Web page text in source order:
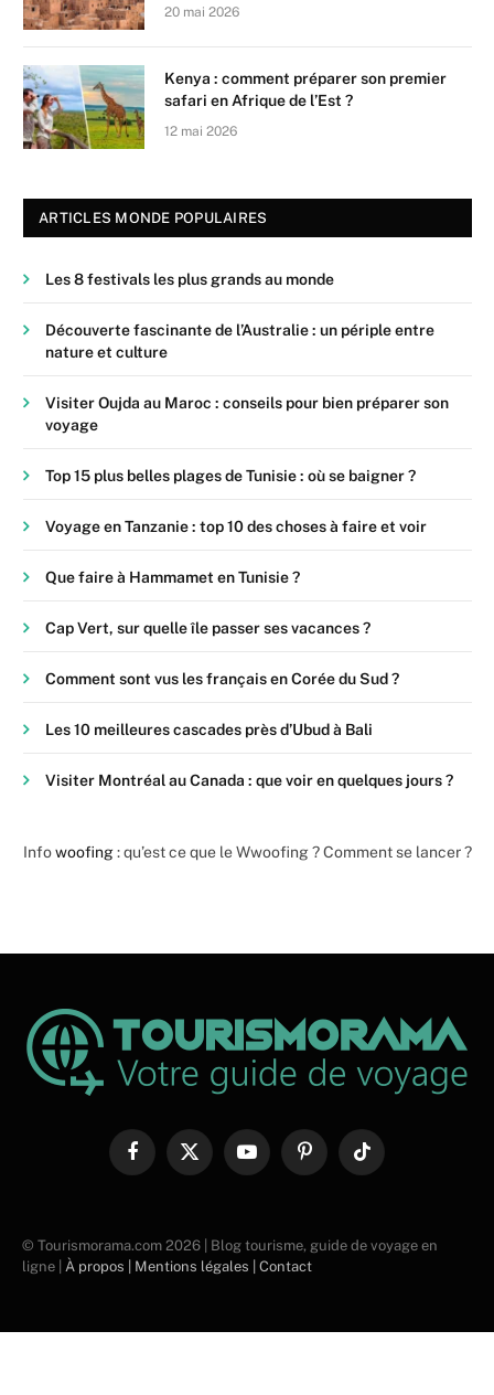
20 mai 2026
Kenya : comment préparer son premier
safari en Afrique de l’Est ?
12 mai 2026
ARTICLES MONDE POPULAIRES
Les 8 festivals les plus grands au monde
Découverte fascinante de l’Australie : un périple entre
nature et culture
Visiter Oujda au Maroc : conseils pour bien préparer son
voyage
Top 15 plus belles plages de Tunisie : où se baigner ?
Voyage en Tanzanie : top 10 des choses à faire et voir
Que faire à Hammamet en Tunisie ?
Cap Vert, sur quelle île passer ses vacances ?
Comment sont vus les français en Corée du Sud ?
Les 10 meilleures cascades près d’Ubud à Bali
Visiter Montréal au Canada : que voir en quelques jours ?
Infowoofing: qu’est ce que le Wwoofing ? Comment se lancer ?
FacebookX
YouTubePinterestTikTok
© Tourismorama.com 2026 | Blog tourisme, guide de voyage en
ligne | À propos | Mentions légales | Contact